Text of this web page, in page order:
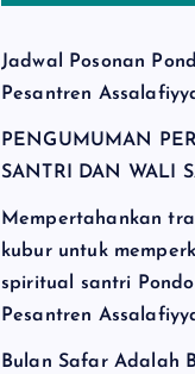
Jadwal Posonan
Pesantren
PENGUMUMAN
SANTRI DAN WALI
Mempertahankan
kubur untuk
spiritual santri
Pesantren
Bulan Safar Adalah